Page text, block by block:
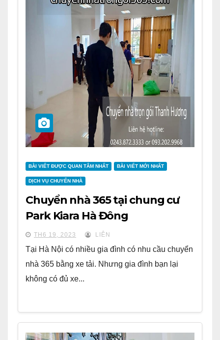
BÀI VIẾT ĐƯỢC QUAN TÂM NHẤT BÀI VIẾT MỚI NHẤT
DỊCH VỤ CHUYỂN NHÀ
Chuyển nhà 365 tại chung cư
Park Kiara Hà Đông
TH6 19, 2023 LIÊN
Tại Hà Nội có nhiều gia đình có nhu cầu chuyển
nhà 365 bằng xe tải. Nhưng gia đình bạn lại
không có đủ xe...